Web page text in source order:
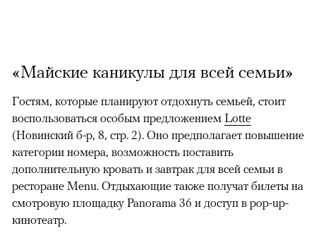
«Майские каникулы для всей семьи»
Гостям, которые планируют отдохнуть семьей, стоит
воспользоваться особым предложением Lotte
(Новинский б-р, 8, стр. 2). Оно предполагает повышение
категории номера, возможность поставить
дополнительную кровать и завтрак для всей семьи в
ресторане Menu. Отдыхающие также получат билеты на
смотровую площадку Panorama 36 и доступ в pop-up-
кинотеатр.